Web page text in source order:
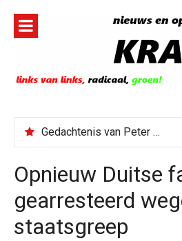
inhoud
Gedachtenis van Peter Faber
Opnieuw Duitse
gearresteerd
staatsgreep